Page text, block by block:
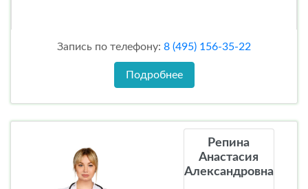
Запись по телефону: 8 (495) 156-35-22
Подробнее
Репина
Анастасия
Александровна